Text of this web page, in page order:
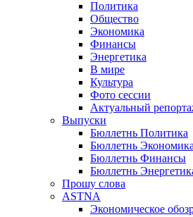
Политика
Общество
Экономика
Финансы
Энергетика
В мире
Культура
Фото сессии
Актуальный
Выпуски
Бюллетнь Политика
Бюллетнь Экономика
Бюллетнь Финансы
Бюллетнь
Прошу слова
ASTNA
Экономическое